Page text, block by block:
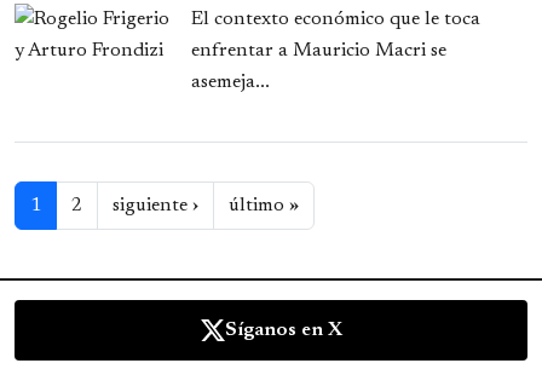
El contexto económico que le toca
enfrentar a Mauricio Macri se
asemeja...
Paginación
1 2 siguiente ›Siguiente página
último »Última página
Síganos en X